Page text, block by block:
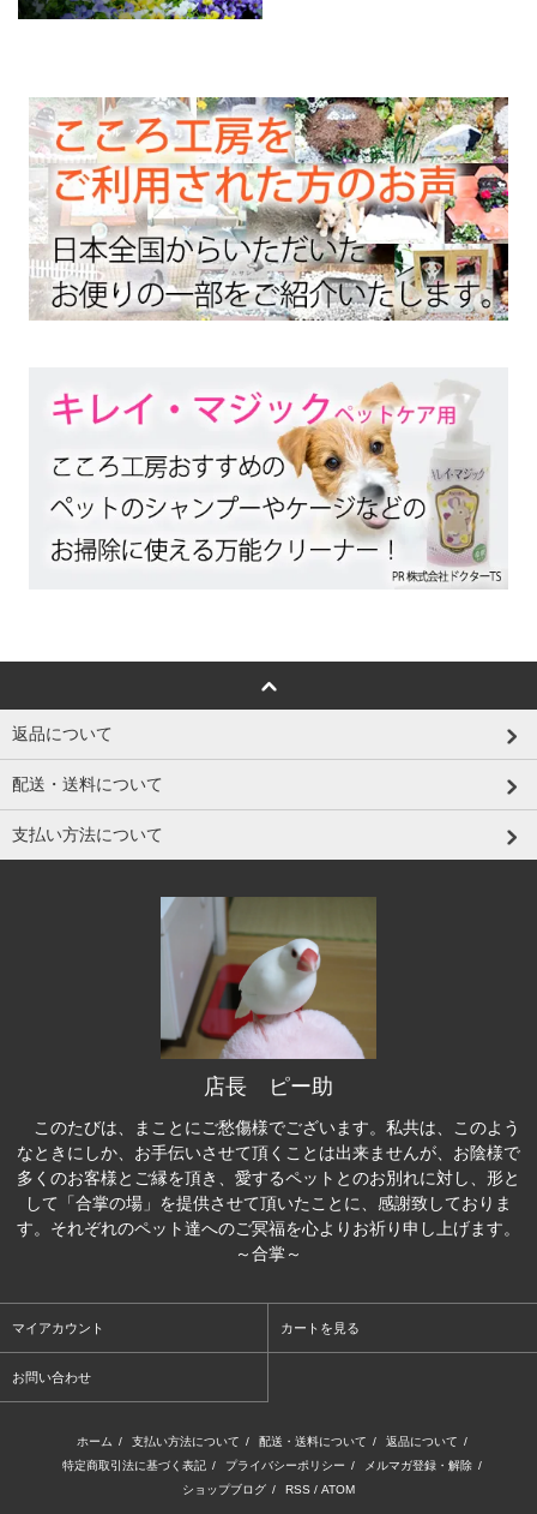
返品について
配送・送料について
支払い方法について
店長 ピー助
このたびは、まことにご愁傷様でございます。私共は、このよう
なときにしか、お手伝いさせて頂くことは出来ませんが、お陰様で
多くのお客様とご縁を頂き、愛するペットとのお別れに対し、形と
して「合掌の場」を提供させて頂いたことに、感謝致しておりま
す。それぞれのペット達へのご冥福を心よりお祈り申し上げます。
～合掌～
マイアカウント カートを見る
お問い合わせ
ホーム / 支払い方法について / 配送・送料について / 返品について /
特定商取引法に基づく表記 / プライバシーポリシー / メルマガ登録・解除 /
ショップブログ / RSS / ATOM